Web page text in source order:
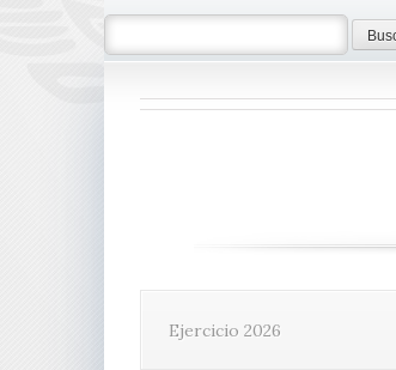
Ejercicio 2026